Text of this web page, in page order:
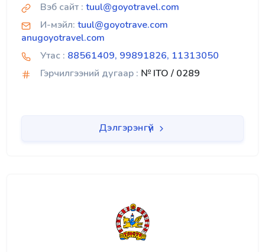
Вэб сайт : tuul@goyotravel.com
И-мэйл: tuul@goyotrave.com
anugoyotravel.com
Утас : 88561409, 99891826, 11313050
Гэрчилгээний дугаар : № ITO / 0289
Дэлгэрэнгүй